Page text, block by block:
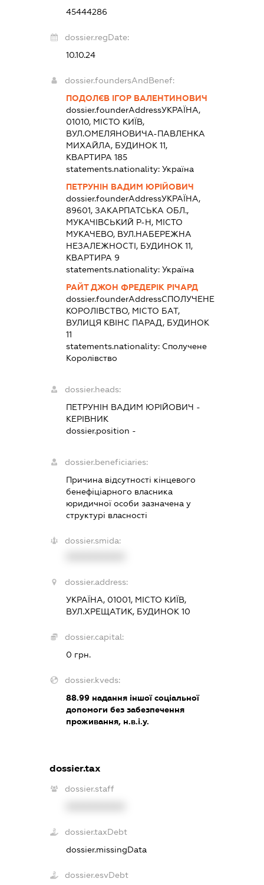
45444286
dossier.regDate:
10.10.24
dossier.foundersAndBenef:
ПОДОЛЄВ ІГОР ВАЛЕНТИНОВИЧ
dossier.founderAddressУКРАЇНА,
01010, МІСТО КИЇВ,
ВУЛ.ОМЕЛЯНОВИЧА-ПАВЛЕНКА
МИХАЙЛА, БУДИНОК 11,
КВАРТИРА 185
statements.nationality:Україна
ПЕТРУНІН ВАДИМ ЮРІЙОВИЧ
dossier.founderAddressУКРАЇНА,
89601, ЗАКАРПАТСЬКА ОБЛ.,
МУКАЧІВСЬКИЙ Р-Н, МІСТО
МУКАЧЕВО, ВУЛ.НАБЕРЕЖНА
НЕЗАЛЕЖНОСТІ, БУДИНОК 11,
КВАРТИРА 9
statements.nationality:Україна
РАЙТ ДЖОН ФРЕДЕРІК РІЧАРД
dossier.founderAddressСПОЛУЧЕНЕ
КОРОЛІВСТВО, МІСТО БАТ,
ВУЛИЦЯ КВІНС ПАРАД, БУДИНОК
11
statements.nationality: Сполучене
Королівство
dossier.heads:
ПЕТРУНІН ВАДИМ ЮРІЙОВИЧ -
КЕРІВНИК
dossier.position -
dossier.beneficiaries:
Причина відсутності кінцевого
бенефіціарного власника
юридичної особи зазначена у
структурі власності
dossier.smida:
dossier.address:
УКРАЇНА, 01001, МІСТО КИЇВ,
ВУЛ.ХРЕЩАТИК, БУДИНОК 10
dossier.capital:
0 грн.
dossier.kveds:
88.99 надання іншої соціальної
допомоги без забезпечення
проживання, н.в.і.у.
dossier.tax
dossier.staff
dossier.taxDebt
dossier.missingData
dossier.esvDebt